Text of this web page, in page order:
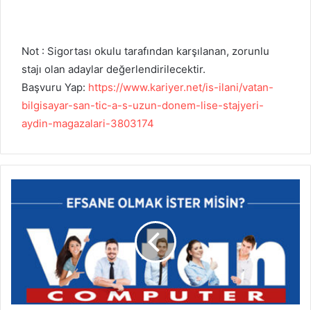
Not : Sigortası okulu tarafından karşılanan, zorunlu
stajı olan adaylar değerlendirilecektir.
Başvuru Yap: https://www.kariyer.net/is-ilani/vatan-
bilgisayar-san-tic-a-s-uzun-donem-lise-stajyeri-
aydin-magazalari-3803174